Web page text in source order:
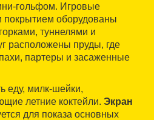
гольфом. Игровые
оборудованы
туннелями и
расположены пруды, где
партеры и засаженные
еду, милк-шейки,
летние коктейли. Экран
для показа основных